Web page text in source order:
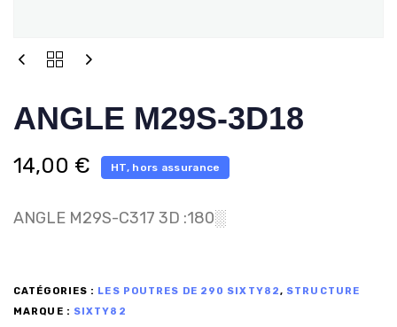
ANGLE M29S-3D18
14,00 € HT, hors assurance
ANGLE M29S-C317 3D :180░
CATÉGORIES : LES POUTRES DE 290 SIXTY82, STRUCTURE
MARQUE : SIXTY82